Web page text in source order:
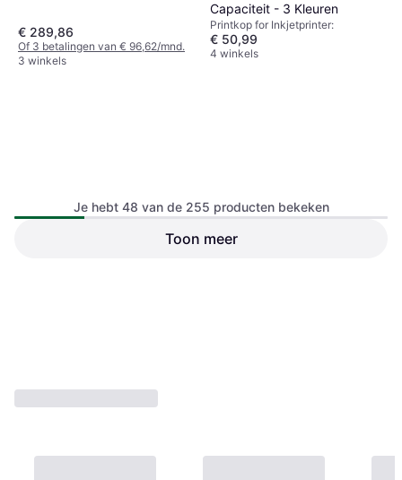
€ 289,86
Of 3 betalingen van € 96,62/mnd.
3 winkels
Capaciteit - 3 Kleuren
Printkop for Inkjetprinter:
€ 50,99
4 winkels
Je hebt 48 van de 255 producten bekeken
Toon meer